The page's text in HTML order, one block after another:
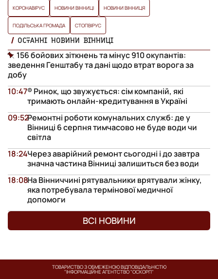
КОРОНАВІРУС НОВИНИ ВІННИЦІ НОВИНИ ВІННИЦЯ
ПОДІЛЬСЬКА ГРОМАДА СТОПВІРУС
ОСТАННІ НОВИНИ ВІННИЦІ
156 бойових зіткнень та мінус 910 окупантів:
зведення Генштабу та дані щодо втрат ворога за
добу
® Ринок, що звужується: сім компаній, які
тримають онлайн-кредитування в Україні
10:47
Ремонтні роботи комунальних служб: де у
Вінниці 6 серпня тимчасово не буде води чи
світла
09:52
Через аварійний ремонт сьогодні і до завтра
значна частина Вінниці залишиться без води
18:24
На Вінниччині рятувальники врятували жінку,
яка потребувала термінової медичної
допомоги
18:08
ВСІ НОВИНИ
ТОВАРИСТВО З ОБМЕЖЕНОЮ ВІДПОВІДАЛЬНІСТЮ
"ІНФОРМАЦІЙНЕ АГЕНТСТВО "ОСКОРП"